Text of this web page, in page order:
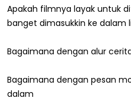
Apakah filmnya layak untuk
banget dimasukkin ke dalam
Bagaimana dengan alur
Bagaimana dengan pesan
dalam